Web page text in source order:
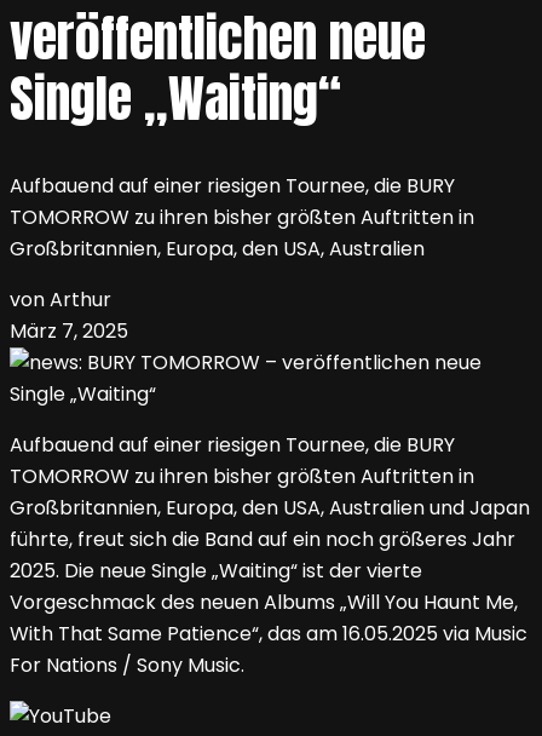
veröffentlichen neue
Single „Waiting“
Aufbauend auf einer riesigen Tournee, die BURY
TOMORROW zu ihren bisher größten Auftritten in
Großbritannien, Europa, den USA, Australien
von Arthur
März 7, 2025
Aufbauend auf einer riesigen Tournee, die BURY
TOMORROW zu ihren bisher größten Auftritten in
Großbritannien, Europa, den USA, Australien und Japan
führte, freut sich die Band auf ein noch größeres Jahr
2025. Die neue Single „Waiting“ ist der vierte
Vorgeschmack des neuen Albums „Will You Haunt Me,
With That Same Patience“, das am 16.05.2025 via Music
For Nations / Sony Music.